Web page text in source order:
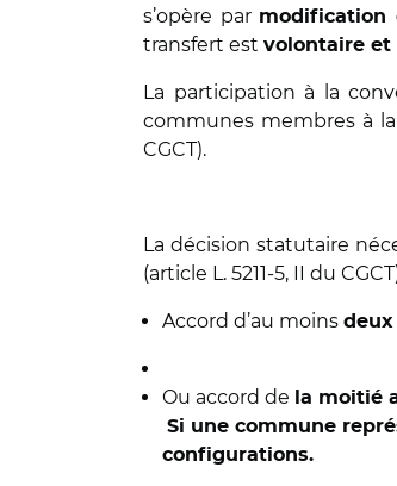
s’opère par modification
transfert est volontaire et
La participation à la
communes membres à
CGCT).
La décision statutaire
(article L. 5211-5, II du
Accord d’au moins deux
Ou accord de la moitié
Si une commune
configurations.